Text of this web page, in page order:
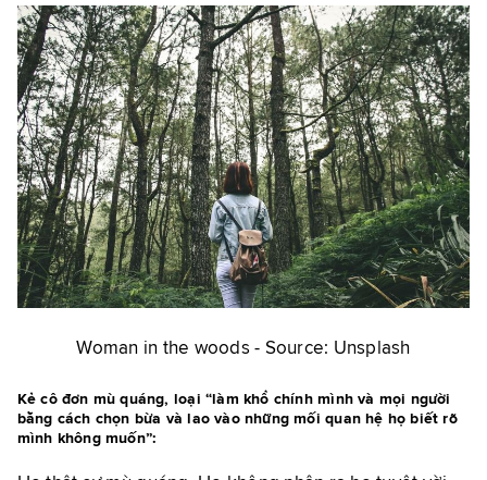
Woman in the woods - Source: Unsplash
Kẻ cô đơn mù quáng, loại “làm khổ chính mình và mọi người
bằng cách chọn bừa và lao vào những mối quan hệ họ biết rõ
mình không muốn”: